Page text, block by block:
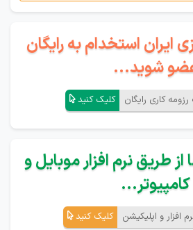
ایران استخدام به رایگان
شوید...
کاری رایگان کلیک کنید
طریق نرم افزار موبایل و
کامپیوتر...
افزار و اپلیکیشن کلیک کنید